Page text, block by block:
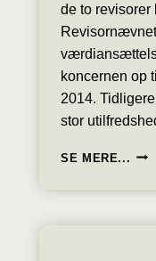
de to revisorer
koncernen op
2014.
stor
SE MERE... TO